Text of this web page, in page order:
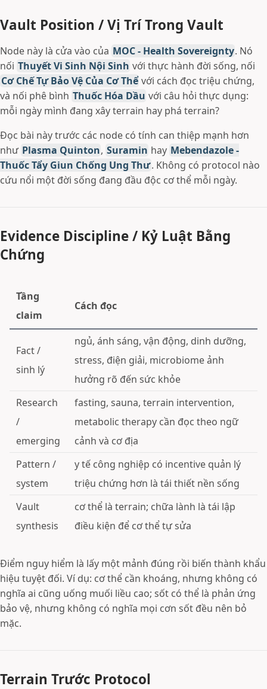
Vault Position / Vị Trí Trong Vault
Node này là cửa vào của MOC - Health Sovereignty. Nó
nối Thuyết Vi Sinh Nội Sinh với thực hành đời sống, nối
Cơ Chế Tự Bảo Vệ Của Cơ Thể với cách đọc triệu chứng,
và nối phê bình Thuốc Hóa Dầu với câu hỏi thực dụng:
mỗi ngày mình đang xây terrain hay phá terrain?
Đọc bài này trước các node có tính can thiệp mạnh hơn
như Plasma Quinton, Suramin hay Mebendazole -
Thuốc Tẩy Giun Chống Ung Thư. Không có protocol nào
cứu nổi một đời sống đang đầu độc cơ thể mỗi ngày.
Evidence Discipline / Kỷ Luật Bằng
Chứng
Tầng
claim
Cách đọc
Fact /
sinh lý
ngủ, ánh sáng, vận động, dinh dưỡng,
stress, điện giải, microbiome ảnh
hưởng rõ đến sức khỏe
Research
/
emerging
fasting, sauna, terrain intervention,
metabolic therapy cần đọc theo ngữ
cảnh và cơ địa
Pattern /
system
y tế công nghiệp có incentive quản lý
triệu chứng hơn là tái thiết nền sống
Vault
synthesis
cơ thể là terrain; chữa lành là tái lập
điều kiện để cơ thể tự sửa
Điểm nguy hiểm là lấy một mảnh đúng rồi biến thành khẩu
hiệu tuyệt đối. Ví dụ: cơ thể cần khoáng, nhưng không có
nghĩa ai cũng uống muối liều cao; sốt có thể là phản ứng
bảo vệ, nhưng không có nghĩa mọi cơn sốt đều nên bỏ
mặc.
Terrain Trước Protocol